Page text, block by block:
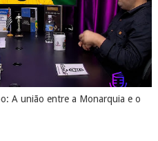
A união entre a Monarquia e o